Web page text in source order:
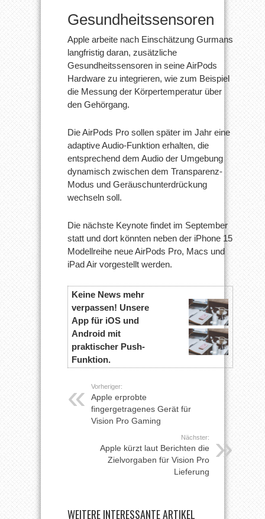
Gesundheitssensoren
Apple arbeite nach Einschätzung Gurmans
langfristig daran, zusätzliche
Gesundheitssensoren in seine AirPods
Hardware zu integrieren, wie zum Beispiel
die Messung der Körpertemperatur über
den Gehörgang.
Die AirPods Pro sollen später im Jahr eine
adaptive Audio-Funktion erhalten, die
entsprechend dem Audio der Umgebung
dynamisch zwischen dem Transparenz-
Modus und Geräuschunterdrückung
wechseln soll.
Die nächste Keynote findet im September
statt und dort könnten neben der iPhone 15
Modellreihe neue AirPods Pro, Macs und
iPad Air vorgestellt werden.
Keine News mehr
verpassen! Unsere
App für iOS und
Android mit
praktischer Push-
Funktion.
Vorheriger:
Apple erprobte
fingergetragenes Gerät für
Vision Pro Gaming
Nächster:
Apple kürzt laut Berichten die
Zielvorgaben für Vision Pro
Lieferung
WEITERE INTERESSANTE ARTIKEL